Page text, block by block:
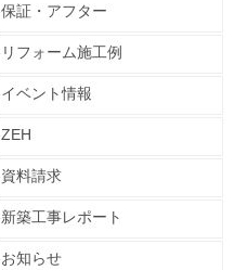
保証・アフター
リフォーム施工例
イベント情報
ZEH
資料請求
新築工事レポート
お知らせ